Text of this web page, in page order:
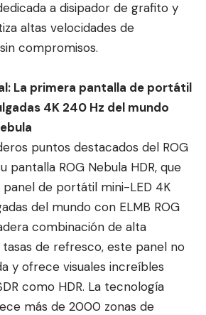
a disipador de grafito y
altas velocidades de
compromisos.
La primera pantalla de portátil
4K 240 Hz del mundo
puntos destacados del ROG
pantalla ROG Nebula HDR, que
de portátil mini-LED 4K
del mundo con ELMB ROG
combinación de alta
de refresco, este panel no
y ofrece visuales increíbles
como HDR. La tecnología
más de 2000 zonas de